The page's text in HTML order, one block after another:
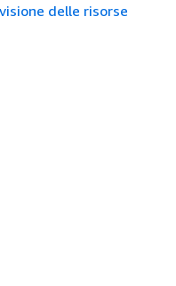
delle risorse